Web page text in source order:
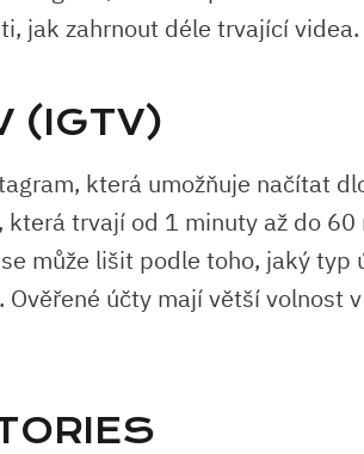
jak zahrnout déle trvající videa.
(IGTV)
která umožňuje načítat
která trvají od 1 minuty až do 60
může lišit podle toho, jaký typ
účty mají větší volnost